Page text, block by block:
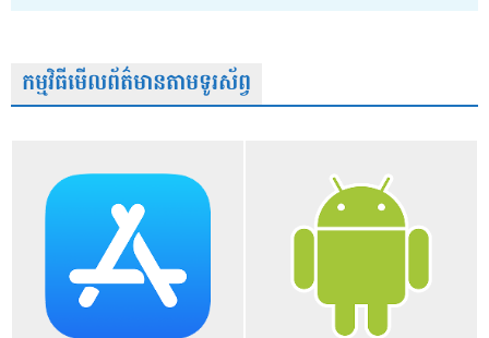
កម្មវិធីមើលព័ត៌មានតាមទូរស័ព្វ